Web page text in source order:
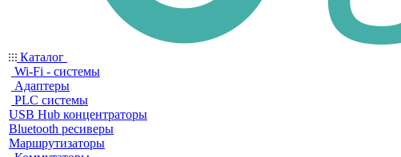
Каталог
Wi-Fi - системы
Адаптеры
PLC системы
USB Hub концентраторы
Bluetooth ресиверы
Маршрутизаторы